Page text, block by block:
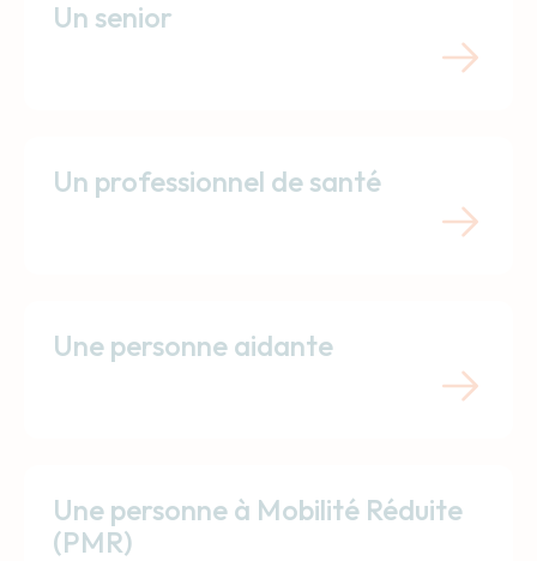
Un senior
Un professionnel de santé
Une personne aidante
Une personne à Mobilité Réduite
(PMR)